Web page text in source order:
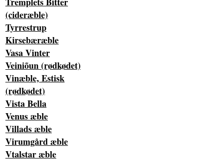
(cideræble)
Tyrrestrup
Kirsebæræble
Vasa Vinter
Veiniõun (rødkødet)
Vinæble, Estisk
(rødkødet)
Vista Bella
Venus æble
Villads æble
Virumgård æble
Vtalstar æble